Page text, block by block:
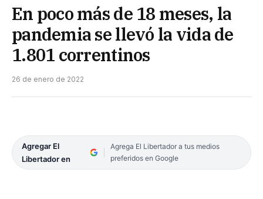
En poco más de 18 meses, la
pandemia se llevó la vida de
1.801 correntinos
26 de enero de 2022
Agregar El
Libertador en
Agrega El Libertador a tus medios
preferidos en Google